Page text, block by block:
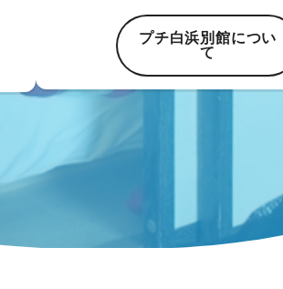
プチ白浜別館につい
て